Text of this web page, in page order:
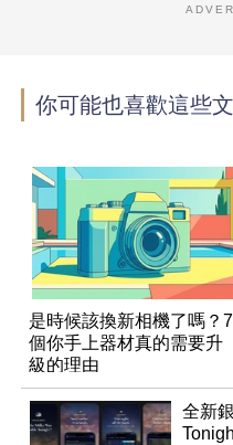
你可能也喜歡這些
是時候該換新相機了嗎？7
個你手上器材真的需要升
級的理由
全新